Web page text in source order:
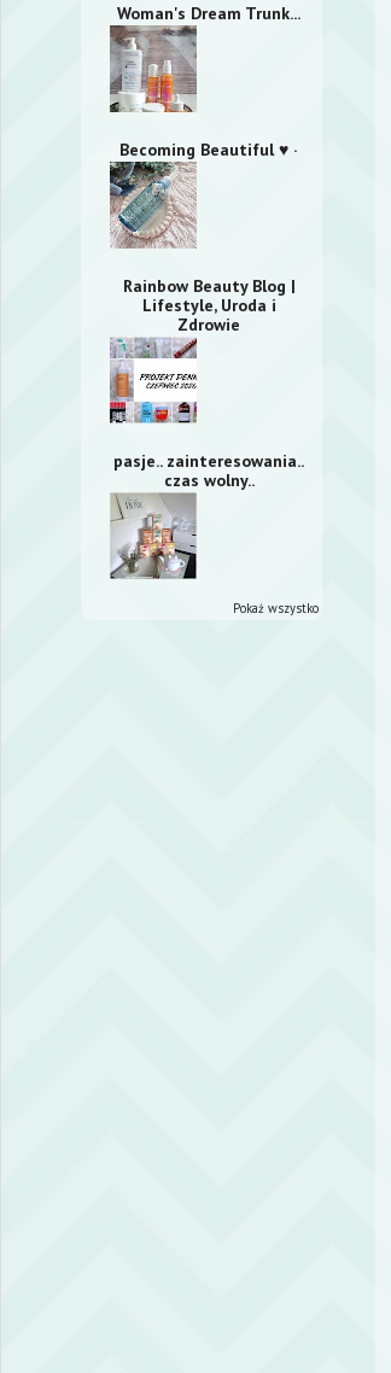
Woman's Dream Trunk...
Becoming Beautiful ♥ ·
Rainbow Beauty Blog |
Lifestyle, Uroda i
Zdrowie
pasje.. zainteresowania..
czas wolny..
Pokaż wszystko